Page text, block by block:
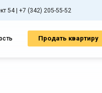
54 | +7 (342) 205-55-52
Продать квартиру